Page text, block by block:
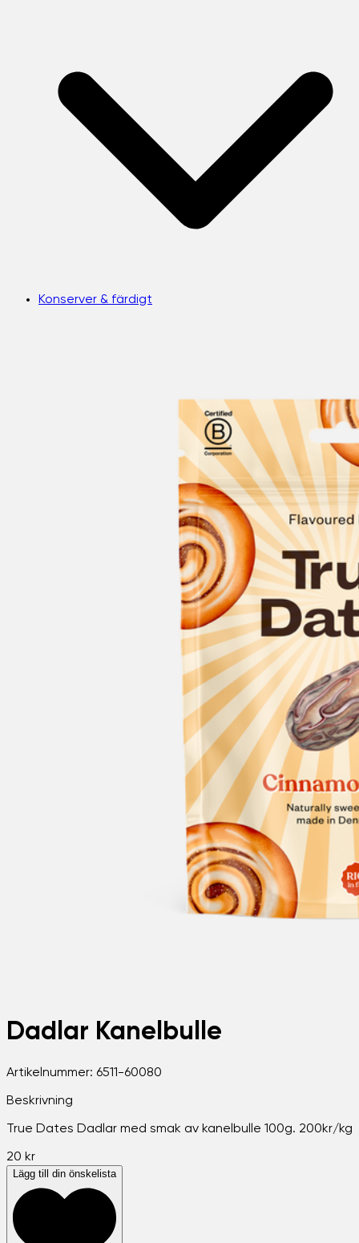
Konserver & färdigt
Dadlar Kanelbulle
Artikelnummer: 6511-60080
Beskrivning
True Dates Dadlar med smak av kanelbulle 100g. 200kr/kg
20 kr
Lägg till din önskelista